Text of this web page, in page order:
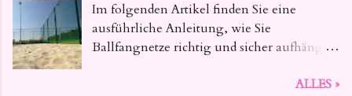
Im folgenden Artikel finden Sie eine
ausführliche Anleitung, wie Sie
Ballfangnetze richtig und sicher aufhängen
notwendigen Informationen, von derALLES »